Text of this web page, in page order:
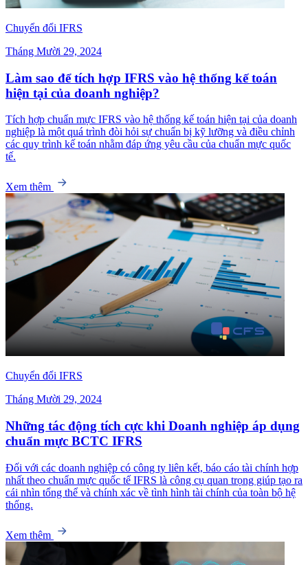
Chuyển đổi IFRS
Tháng Mười 29, 2024
Làm sao để tích hợp IFRS vào hệ thống kế toán
hiện tại của doanh nghiệp?
Tích hợp chuẩn mực IFRS vào hệ thống kế toán hiện tại của doanh
nghiệp là một quá trình đòi hỏi sự chuẩn bị kỹ lưỡng và điều chỉnh
các quy trình kế toán nhằm đáp ứng yêu cầu của chuẩn mực quốc
tế.
Xem thêm
Chuyển đổi IFRS
Tháng Mười 29, 2024
Những tác động tích cực khi Doanh nghiệp áp dụng
chuẩn mực BCTC IFRS
Đối với các doanh nghiệp có công ty liên kết, báo cáo tài chính hợp
nhất theo chuẩn mực quốc tế IFRS là công cụ quan trọng giúp tạo ra
cái nhìn tổng thể và chính xác về tình hình tài chính của toàn bộ hệ
thống.
Xem thêm